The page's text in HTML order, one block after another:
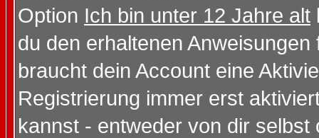
Option Ich bin unter 12 Jahre alt
du den erhaltenen
braucht dein Account eine
Registrierung immer erst
kannst - entweder von dir selbst